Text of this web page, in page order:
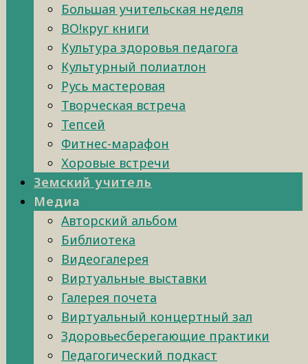
Большая учительская неделя
ВО!круг книги
Культура здоровья педагога
Культурный полиатлон
Русь мастеровая
Творческая встреча
Тепсей
Фитнес-марафон
Хоровые встречи
Земский учитель
Медиа
Авторский альбом
Библиотека
Видеогалерея
Виртуальные выставки
Галерея почета
Виртуальный концертный зал
Здоровьесберегающие практики
Педагогический подкаст